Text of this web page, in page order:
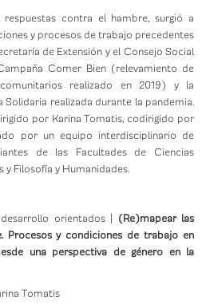
contra el hambre, surgió a
y procesos de trabajo precedentes
de Extensión y el Consejo Social
Comer Bien (relevamiento de
realizado en 2019) y la
realizada durante la pandemia.
por Karina Tomatis, codirigido por
por un equipo interdisciplinario de
de las Facultades de Ciencias
y Filosofía y Humanidades.
orientados |
(Re)mapear las
Procesos y condiciones de trabajo en
una perspectiva de género en la
Tomatis